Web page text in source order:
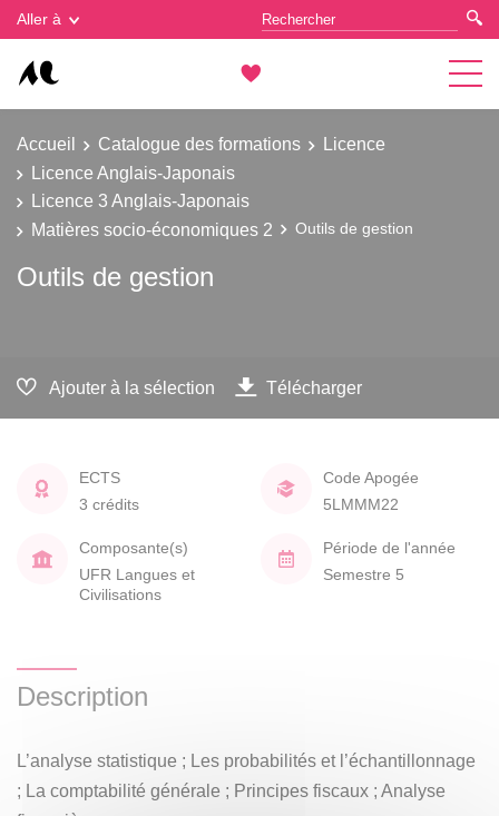
Aller à
Accueil Catalogue des formations
Licence
Licence Anglais-Japonais
Licence 3 Anglais-Japonais
Matières socio-économiques 2
Outils de gestion
Outils de gestion
Ajouter à la sélection Télécharger
ECTS
3 crédits
Code Apogée
5LMMM22
Composante(s)
UFR Langues et
Civilisations
Période de l'année
Semestre 5
Description
L’analyse statistique ; Les probabilités et l’échantillonnage
; La comptabilité générale ; Principes fiscaux ; Analyse
Gestion des cookies